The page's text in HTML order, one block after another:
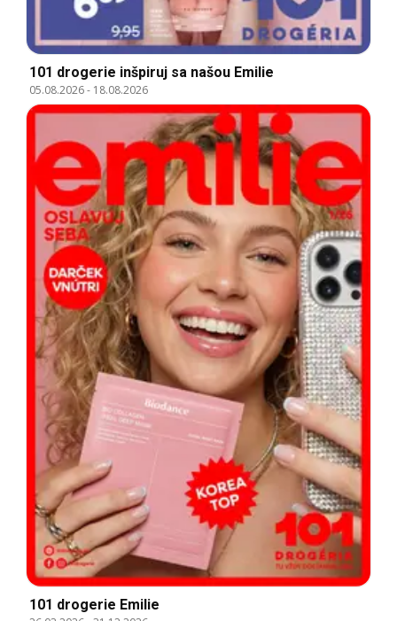
101 drogerie inšpiruj sa našou Emilie
05.08.2026- 18.08.2026
101 drogerie Emilie